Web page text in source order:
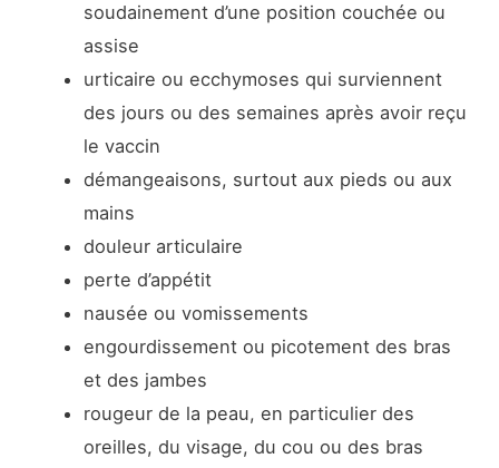
soudainement d’une position couchée ou
assise
urticaire ou ecchymoses qui surviennent
des jours ou des semaines après avoir reçu
le vaccin
démangeaisons, surtout aux pieds ou aux
mains
douleur articulaire
perte d’appétit
nausée ou vomissements
engourdissement ou picotement des bras
et des jambes
rougeur de la peau, en particulier des
oreilles, du visage, du cou ou des bras